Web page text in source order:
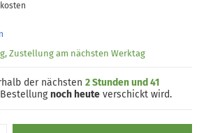
Zustellung am nächsten Werktag
der nächsten 2 Stunden und 41
noch heute verschickt wird.